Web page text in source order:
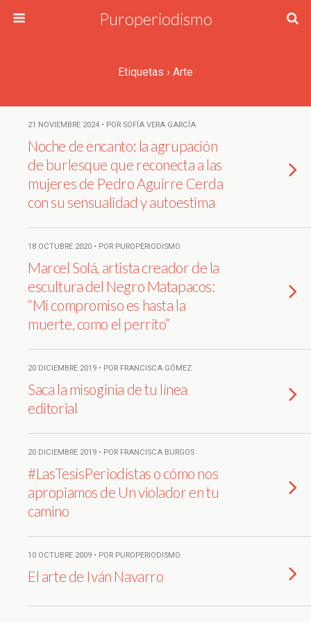
Puroperiodismo
Etiquetas › Arte
21 NOVIEMBRE 2024 • POR SOFÍA VERA GARCÍA
Noche de encanto: la agrupación
de burlesque que reconecta a las
mujeres de Pedro Aguirre Cerda
con su sensualidad y autoestima
18 OCTUBRE 2020 • POR PUROPERIODISMO
Marcel Solá, artista creador de la
escultura del Negro Matapacos:
“Mi compromiso es hasta la
muerte, como el perrito”
20 DICIEMBRE 2019 • POR FRANCISCA GÓMEZ
Saca la misoginia de tu línea
editorial
20 DICIEMBRE 2019 • POR FRANCISCA BURGOS
#LasTesisPeriodistas o cómo nos
apropiamos de Un violador en tu
camino
10 OCTUBRE 2009 • POR PUROPERIODISMO
El arte de Iván Navarro